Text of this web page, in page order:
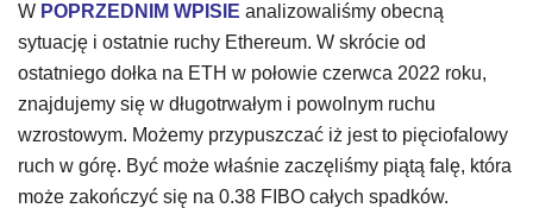
W POPRZEDNIM WPISIE analizowaliśmy obecną
sytuację i ostatnie ruchy Ethereum. W skrócie od
ostatniego dołka na ETH w połowie czerwca 2022 roku,
znajdujemy się w długotrwałym i powolnym ruchu
wzrostowym. Możemy przypuszczać iż jest to pięciofalowy
ruch w górę. Być może właśnie zaczęliśmy piątą falę, która
może zakończyć się na 0.38 FIBO całych spadków.